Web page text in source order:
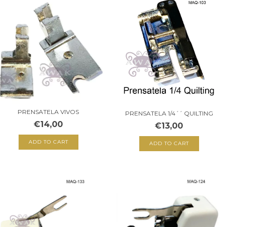
PRENSATELA VIVOS
€14,00
ADD TO CART
PRENSATELA 1/4´´ QUILTING
€13,00